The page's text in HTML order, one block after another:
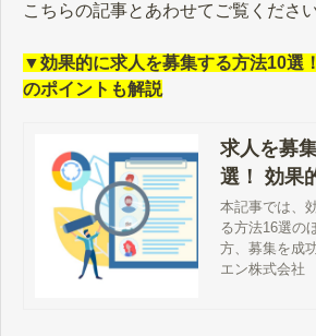
こちらの記事とあわせてご覧ください
▼効果的に求人を募集する方法10選
のポイントも解説
求人を募
選！ 効果
方、採用
説
本記事では、
る方法16選の
方、募集を成
を解説します
エン株式会社